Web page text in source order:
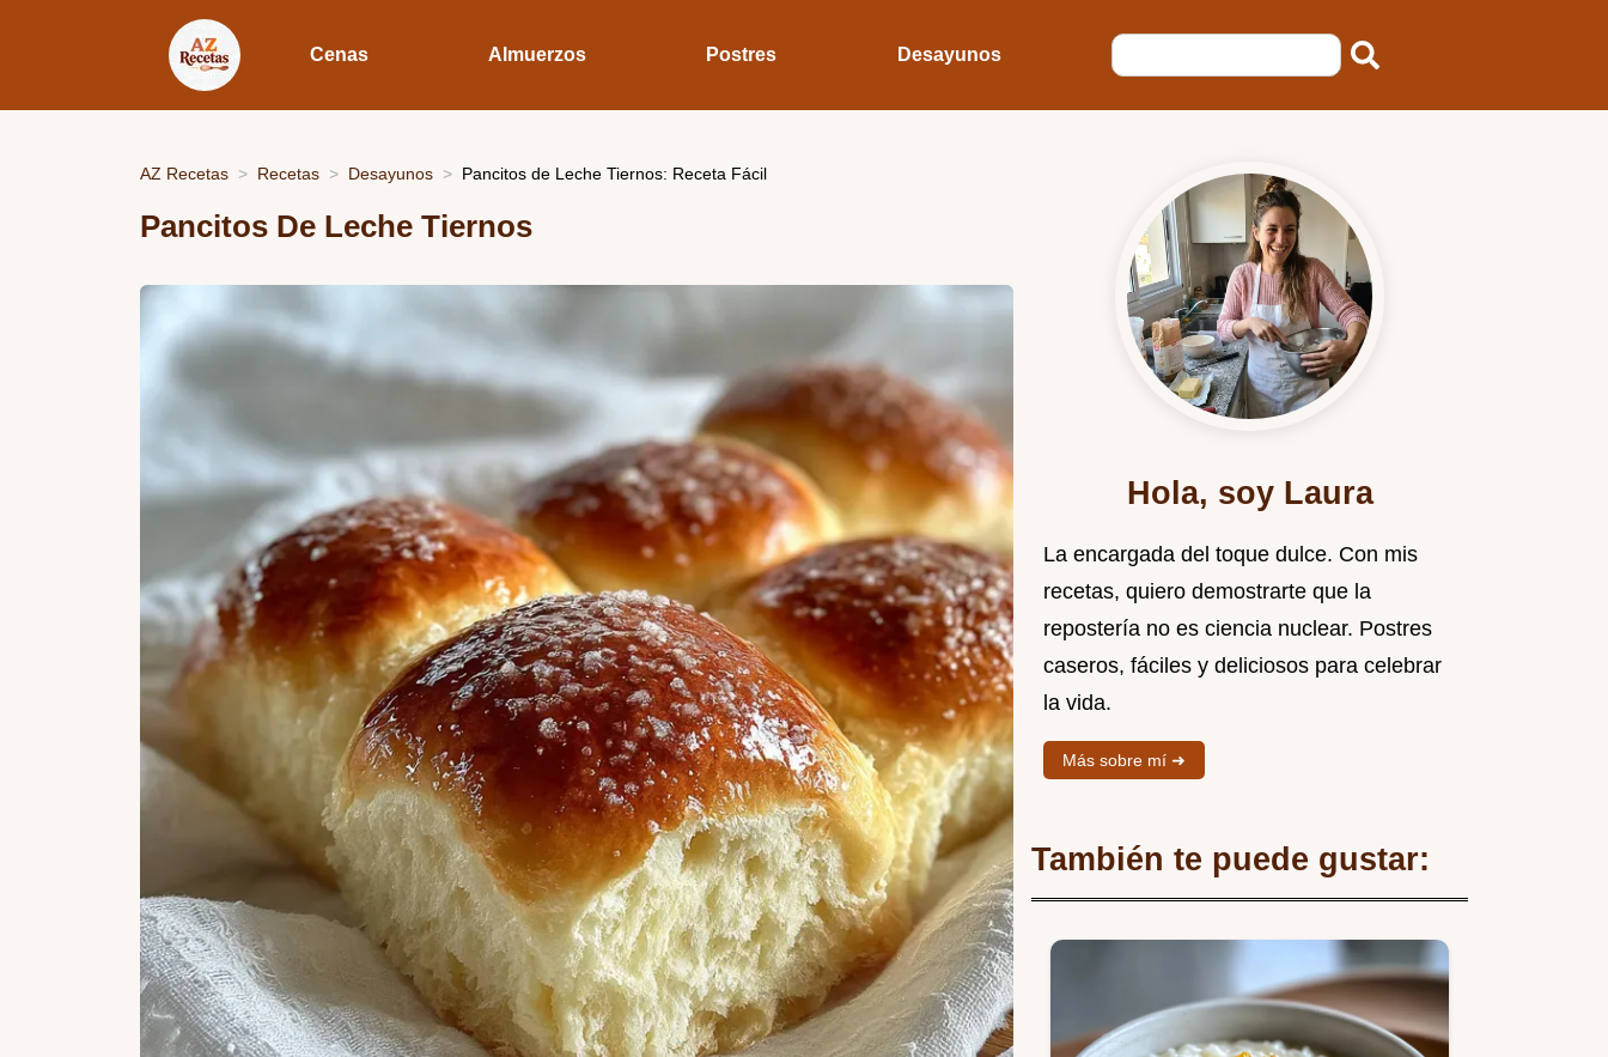
Cenas Almuerzos Postres Desayunos
AZ Recetas Recetas Desayunos Pancitos de Leche Tiernos: Receta Fácil
Pancitos De Leche Tiernos
Hola, soy Laura
La encargada del toque dulce. Con mis
recetas, quiero demostrarte que la
repostería no es ciencia nuclear. Postres
caseros, fáciles y deliciosos para celebrar
la vida.
Más sobre mí ➜
También te puede gustar: